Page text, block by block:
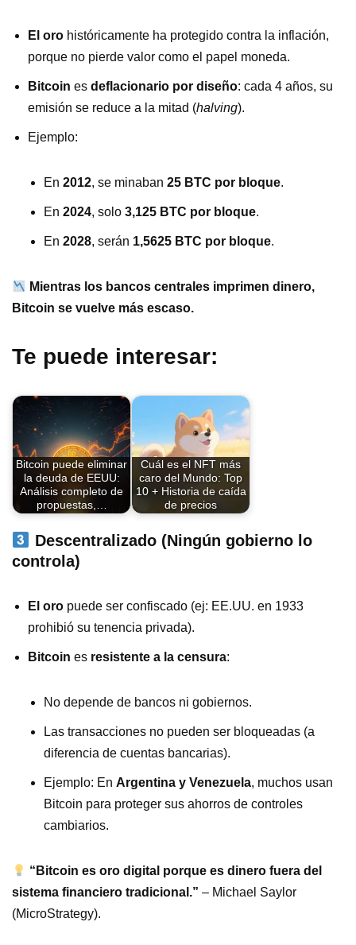
El oro históricamente ha protegido contra la inflación,
porque no pierde valor como el papel moneda.
Bitcoin es deflacionario por diseño: cada 4 años, su
emisión se reduce a la mitad (halving).
Ejemplo:
En 2012, se minaban 25 BTC por bloque.
En 2024, solo 3,125 BTC por bloque.
En 2028, serán 1,5625 BTC por bloque.
Mientras los bancos centrales imprimen dinero,
Bitcoin se vuelve más escaso.
Te puede interesar:
Bitcoin puede eliminar
la deuda de EEUU:
Análisis completo de
propuestas,…
Cuál es el NFT más
caro del Mundo: Top
10 + Historia de caída
de precios
Descentralizado (Ningún gobierno lo
controla)
El oro puede ser confiscado (ej: EE.UU. en 1933
prohibió su tenencia privada).
Bitcoin es resistente a la censura:
No depende de bancos ni gobiernos.
Las transacciones no pueden ser bloqueadas (a
diferencia de cuentas bancarias).
Ejemplo: En Argentina y Venezuela, muchos usan
Bitcoin para proteger sus ahorros de controles
cambiarios.
“Bitcoin es oro digital porque es dinero fuera del
sistema financiero tradicional.” – Michael Saylor
(MicroStrategy).